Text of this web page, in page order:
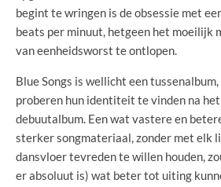
begint te wringen is de obsessie met
beats per minuut, hetgeen het moeilijk
van eenheidsworst te ontlopen.
Blue Songs is wellicht een
proberen hun identiteit te vinden na
debuutalbum. Een wat vastere en
sterker songmateriaal, zonder met elk
dansvloer tevreden te willen houden,
er absoluut is) wat beter tot uiting